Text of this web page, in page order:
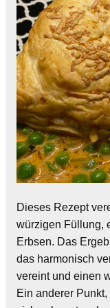
Dieses Rezept
würzigen Füllung,
Erbsen. Das
das harmonisch
vereint und einen
Ein anderer